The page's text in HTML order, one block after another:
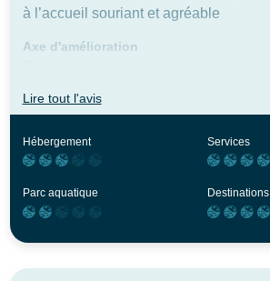
à l’accueil souriant et agréable
Axe d'amélioration
lit et serviettes tachées.
Lire tout l'avis
Hébergement Services
Parc aquatique Destinations